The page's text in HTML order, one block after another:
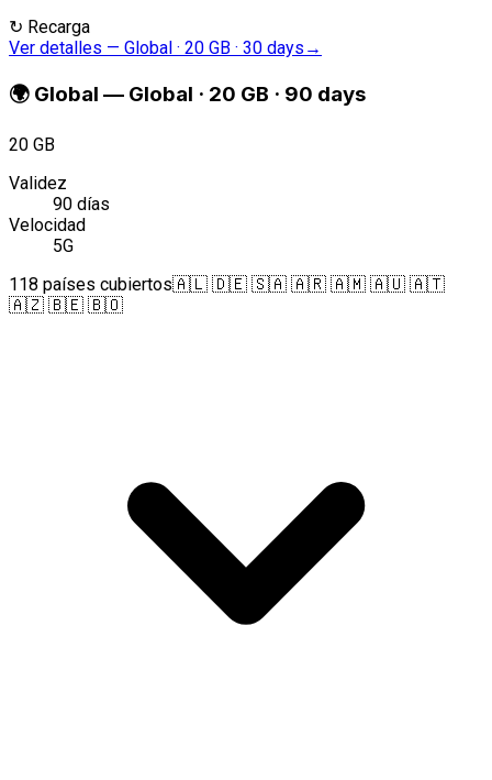
↻ Recarga
Ver detalles — Global · 20 GB · 30 days →
🌍 Global — Global · 20 GB · 90 days
20 GB
Validez
90 días
Velocidad
5G
118 países cubiertos🇦🇱 🇩🇪 🇸🇦 🇦🇷 🇦🇲 🇦🇺 🇦🇹
🇦🇿 🇧🇪 🇧🇴